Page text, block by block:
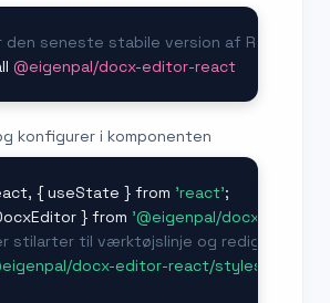
den seneste stabile version af React-
@eigenpal/docx-editor-react
konfigurer i komponenten
{ useState } from 'react'
} from '@eigenpal/docx-editor-
stilarter til værktøjslinje og
docx-editor-react/styles.css'